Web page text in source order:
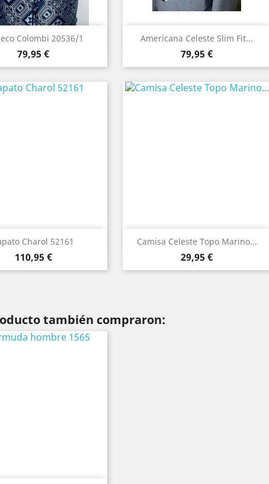
Colombi 20536/1
Precio
79,95 €
Vista rápida Americana Celeste Slim Fit...
Precio
79,95 €
Vista rápida
Azul
Charol 52161
Precio
110,95 €
Vista rápida
Azul
Camisa Celeste Topo Marino...
Precio
29,95 €
Vista rápida
también compraron: